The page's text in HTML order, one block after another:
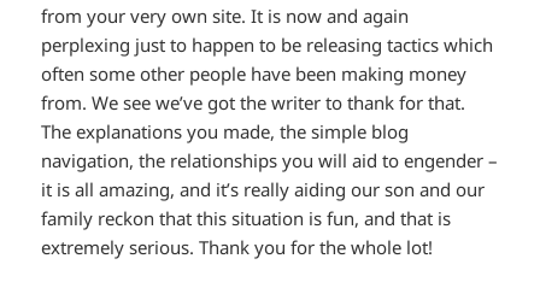
from your very own site. It is now and again
perplexing just to happen to be releasing tactics which
often some other people have been making money
from. We see we’ve got the writer to thank for that.
The explanations you made, the simple blog
navigation, the relationships you will aid to engender –
it is all amazing, and it’s really aiding our son and our
family reckon that this situation is fun, and that is
extremely serious. Thank you for the whole lot!